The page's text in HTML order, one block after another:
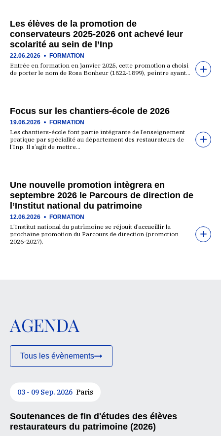
Les élèves de la promotion de
conservateurs 2025-2026 ont achevé leur
scolarité au sein de l’Inp
22.06.2026 FORMATION
Entrée en formation en janvier 2025, cette promotion a choisi
de porter le nom de Rosa Bonheur (1822-1899), peintre ayant…
Focus sur les chantiers-école de 2026
19.06.2026 FORMATION
Les chantiers-école font partie intégrante de l’enseignement
pratique par spécialité au département des restaurateurs de
l’Inp. Il s’agit de mettre…
Une nouvelle promotion intègrera en
septembre 2026 le Parcours de direction de
l’Institut national du patrimoine
12.06.2026 FORMATION
L’Institut national du patrimoine se réjouit d’accueillir la
prochaine promotion du Parcours de direction (promotion
2026-2027).
AGENDA
Tous les évènements
03 - 09 Sep. 2026 Paris
Soutenances de fin d'études des élèves
restaurateurs du patrimoine (2026)